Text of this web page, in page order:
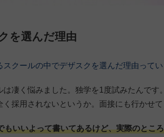
を選んだ理由
スクールの中でデザスクを選んだ理由って
は凄く悩みました。独学を1度試みたんで
く採用されないというか。面接にも行かせ
もいいよって書いてあるけど、実際のとこ